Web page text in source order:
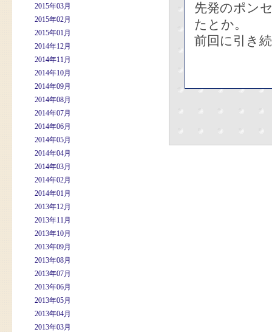
2015年03月
2015年02月
2015年01月
2014年12月
2014年11月
2014年10月
2014年09月
2014年08月
2014年07月
2014年06月
2014年05月
2014年04月
2014年03月
2014年02月
2014年01月
2013年12月
2013年11月
2013年10月
2013年09月
2013年08月
2013年07月
2013年06月
2013年05月
2013年04月
2013年03月
先発のポン
たとか。
前回に引き